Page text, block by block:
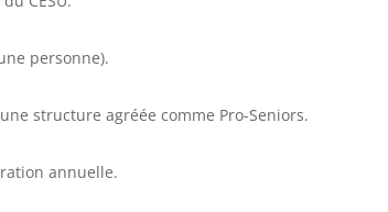
personne).
structure agréée comme Pro-Seniors.
annuelle.